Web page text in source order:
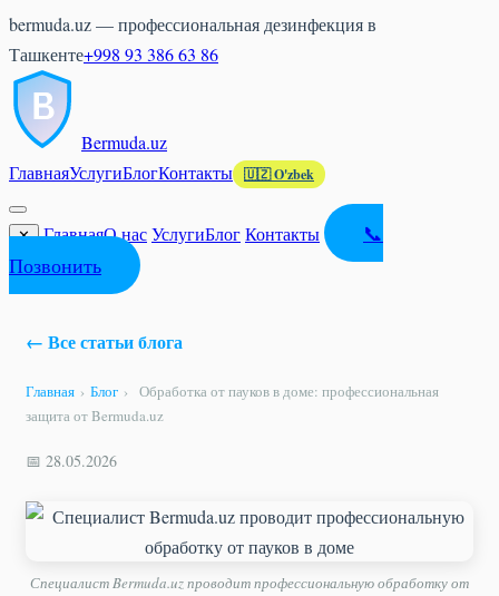
bermuda.uz — профессиональная дезинфекция в
Ташкенте+998 93 386 63 86
Bermuda.uz
ГлавнаяУслугиБлогКонтакты 🇺🇿 O'zbek
✕ ГлавнаяО насУслугиБлогКонтакты
📞
Позвонить
← Все статьи блога
Главная › Блог ›
Обработка от пауков в доме: профессиональная
защита от Bermuda.uz
📅 28.05.2026
Специалист Bermuda.uz проводит профессиональную обработку от